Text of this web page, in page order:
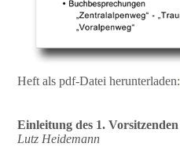
Heft als pdf-Datei herunterladen:
Einleitung des 1. Vorsitzenden
Lutz Heidemann